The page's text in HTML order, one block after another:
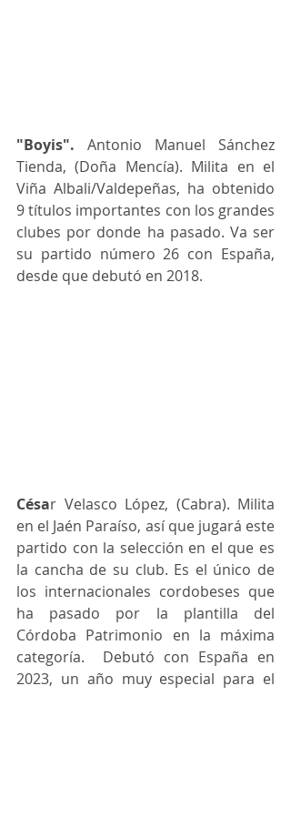
"Boyis". Antonio Manuel Sánchez
Tienda, (Doña Mencía). Milita en el
Viña Albali/Valdepeñas, ha obtenido
9 títulos importantes con los grandes
clubes por donde ha pasado. Va ser
su partido número 26 con España,
desde que debutó en 2018.
César Velasco López, (Cabra). Milita
en el Jaén Paraíso, así que jugará este
partido con la selección en el que es
la cancha de su club. Es el único de
los internacionales cordobeses que
ha pasado por la plantilla del
Córdoba Patrimonio en la máxima
categoría.  Debutó con España en
2023, un año muy especial para el